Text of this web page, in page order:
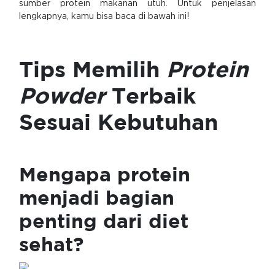
sumber protein makanan utuh. Untuk penjelasan
lengkapnya, kamu bisa baca di bawah ini!
Tips Memilih Protein
PowderTerbaik
Sesuai Kebutuhan
Mengapa protein
menjadi bagian
penting dari diet
sehat?